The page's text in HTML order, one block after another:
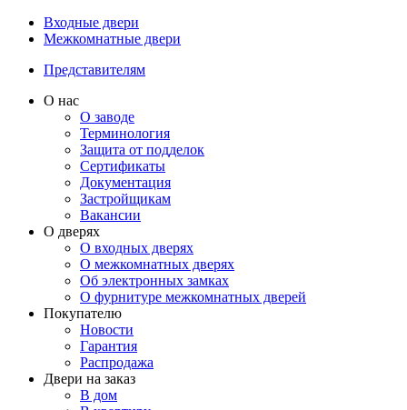
Входные двери
Межкомнатные двери
Представителям
О нас
О заводе
Терминология
Защита от подделок
Сертификаты
Документация
Застройщикам
Вакансии
О дверях
О входных дверях
О межкомнатных дверях
Об электронных замках
О фурнитуре межкомнатных дверей
Покупателю
Новости
Гарантия
Распродажа
Двери на заказ
В дом